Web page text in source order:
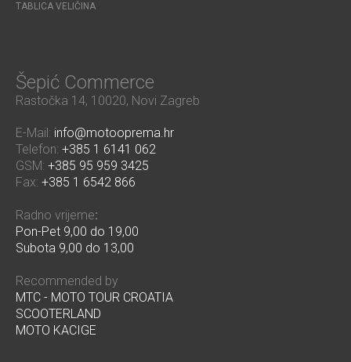
TABLICA VELIČINA
Šepić Commerce
Rastočka 14, 10020, Novi Zagreb
E-Mail: info@motooprema.hr
Telefon: +385 1 6141 062
GSM: +385 95 959 3425
Fax: +385 1 6542 866
Radno vrijeme:
Pon-Pet 9,00 do 19,00
Subota 9,00 do 13,00
Recommended by
MTC - MOTO TOUR CROATIA
SCOOTERLAND
MOTO KACIGE